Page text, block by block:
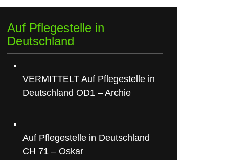
Auf Pflegestelle in
Deutschland
VERMITTELT Auf Pflegestelle in
Deutschland OD1 – Archie
Auf Pflegestelle in Deutschland
CH 71 – Oskar